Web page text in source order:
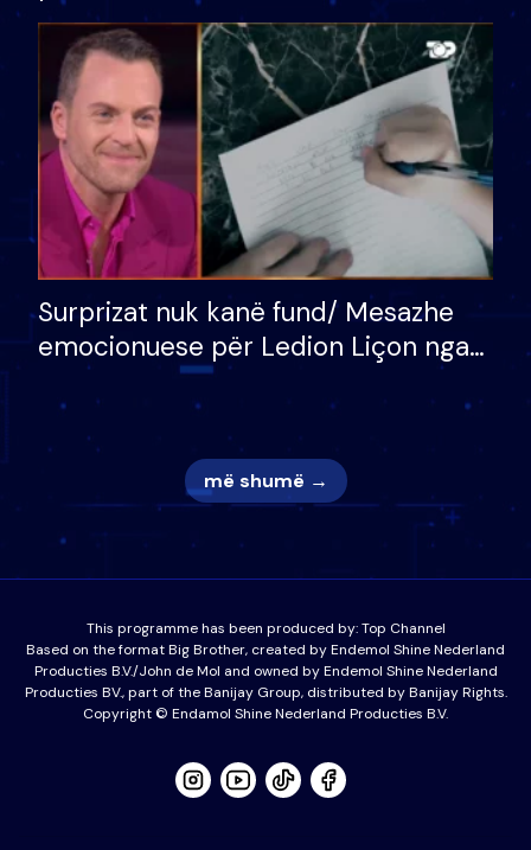
bukura në shtëpinë e BB VIP: Do më
mungojë zilja e mëngjesit kur…
Surprizat nuk kanë fund/ Mesazhe
emocionuese për Ledion Liçon nga
nëna dhe fëmijët e tij, moderatori
nuk i mban dot lotët: Nuk meritoj…
më shumë →
This programme has been produced by:Top Channel
Based on the format Big Brother, created by Endemol Shine Nederland
Producties B.V./John de Mol and owned by Endemol Shine Nederland
Producties BV., part of the Banijay Group, distributed by Banijay Rights.
Copyright © Endamol Shine Nederland Producties B.V.